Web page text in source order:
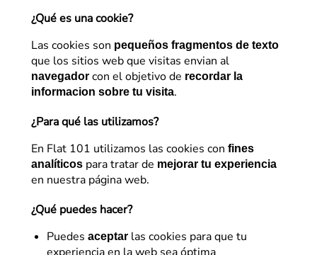
¿Qué es una cookie?
Las cookies son pequeños fragmentos de texto
que los sitios web que visitas envian al
navegador con el objetivo de recordar la
informacion sobre tu visita.
¿Para qué las utilizamos?
En Flat 101 utilizamos las cookies con fines
analíticos para tratar de mejorar tu experiencia
en nuestra página web.
¿Qué puedes hacer?
Puedes aceptar las cookies para que tu
Etiqueta:google-chrome